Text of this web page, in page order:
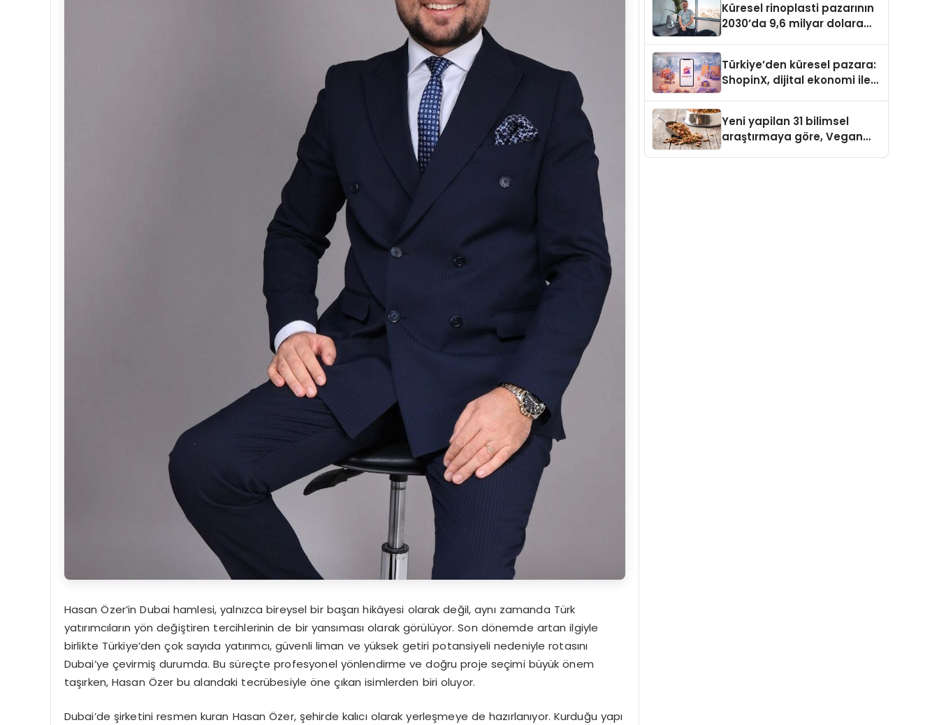
Hasan Özer’in Dubai hamlesi, yalnızca bireysel bir başarı hikâyesi olarak değil, aynı zamanda Türk
yatırımcıların yön değiştiren tercihlerinin de bir yansıması olarak görülüyor. Son dönemde artan ilgiyle
birlikte Türkiye’den çok sayıda yatırımcı, güvenli liman ve yüksek getiri potansiyeli nedeniyle rotasını
Dubai’ye çevirmiş durumda. Bu süreçte profesyonel yönlendirme ve doğru proje seçimi büyük önem
taşırken, Hasan Özer bu alandaki tecrübesiyle öne çıkan isimlerden biri oluyor.
Dubai’de şirketini resmen kuran Hasan Özer, şehirde kalıcı olarak yerleşmeye de hazırlanıyor. Kurduğu yapı
Küresel rinoplasti pazarının
2030’da 9,6 milyar dolara
Türkiye’den küresel pazara:
ShopinX, dijital ekonomi ile
Yeni yapilan 31 bilimsel
araştırmaya göre, Vegan